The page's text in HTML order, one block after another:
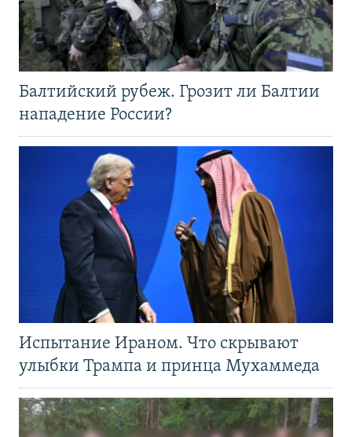
Балтийский рубеж. Грозит ли Балтии
нападение России?
Испытание Ираном. Что скрывают
улыбки Трампа и принца Мухаммеда